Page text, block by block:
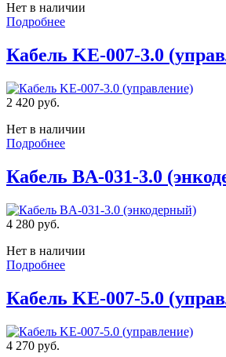
Нет в наличии
Подробнее
Кабель KE-007-3.0
2 420 руб.
Нет в наличии
Подробнее
Кабель BA-031-3.0
4 280 руб.
Нет в наличии
Подробнее
Кабель KE-007-5.0
4 270 руб.